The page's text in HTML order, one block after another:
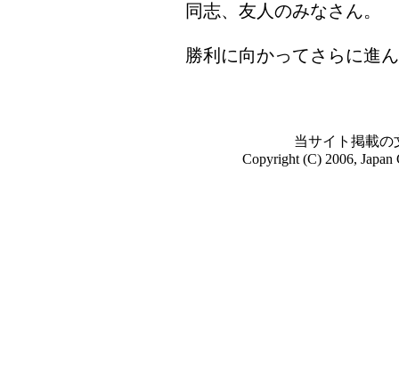
同志、友人のみなさん。
勝利に向かってさらに進
当サイト掲載の
Copyright (C) 2006, Japan